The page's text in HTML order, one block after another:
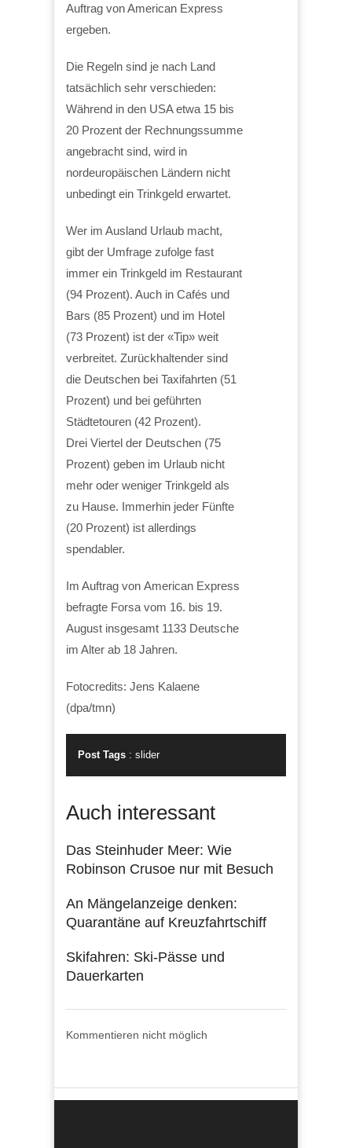
Auftrag von American Express
ergeben.
Die Regeln sind je nach Land
tatsächlich sehr verschieden:
Während in den USA etwa 15 bis
20 Prozent der Rechnungssumme
angebracht sind, wird in
nordeuropäischen Ländern nicht
unbedingt ein Trinkgeld erwartet.
Wer im Ausland Urlaub macht,
gibt der Umfrage zufolge fast
immer ein Trinkgeld im Restaurant
(94 Prozent). Auch in Cafés und
Bars (85 Prozent) und im Hotel
(73 Prozent) ist der «Tip» weit
verbreitet. Zurückhaltender sind
die Deutschen bei Taxifahrten (51
Prozent) und bei geführten
Städtetouren (42 Prozent).
Drei Viertel der Deutschen (75
Prozent) geben im Urlaub nicht
mehr oder weniger Trinkgeld als
zu Hause. Immerhin jeder Fünfte
(20 Prozent) ist allerdings
spendabler.
Im Auftrag von American Express
befragte Forsa vom 16. bis 19.
August insgesamt 1133 Deutsche
im Alter ab 18 Jahren.
Fotocredits: Jens Kalaene
(dpa/tmn)
Post Tags : slider
Auch interessant
Das Steinhuder Meer: Wie
Robinson Crusoe nur mit Besuch
An Mängelanzeige denken:
Quarantäne auf Kreuzfahrtschiff
Skifahren: Ski-Pässe und
Dauerkarten
Kommentieren nicht möglich